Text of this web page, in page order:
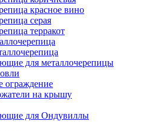
красное вино
серая
терракот
для металлочерепицы
ограждение
на крышу
для Ондувиллы